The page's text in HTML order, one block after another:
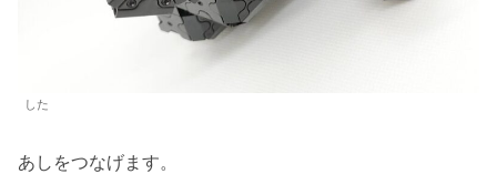
した
あしをつなげます。